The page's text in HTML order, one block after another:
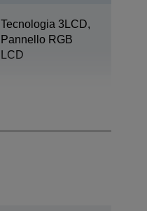
Tecnologia 3LCD,
Pannello RGB
LCD